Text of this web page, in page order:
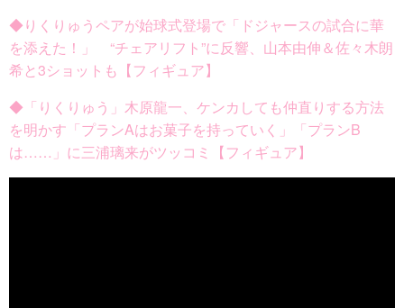
◆りくりゅうペアが始球式登場で「ドジャースの試合に華
を添えた！」 “チェアリフト”に反響、山本由伸＆佐々木朗
希と3ショットも【フィギュア】
◆「りくりゅう」木原龍一、ケンカしても仲直りする方法
を明かす「プランAはお菓子を持っていく」「プランB
は……」に三浦璃来がツッコミ【フィギュア】